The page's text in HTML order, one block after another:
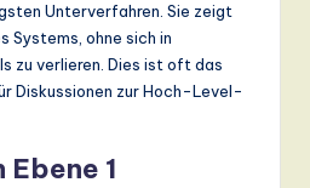
Unterverfahren. Sie zeigt
Systems, ohne sich in
zu verlieren. Dies ist oft das
Diskussionen zur Hoch-Level-
Ebene 1